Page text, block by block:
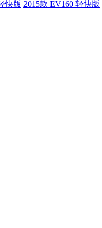
快版 2015款 EV160 轻快版